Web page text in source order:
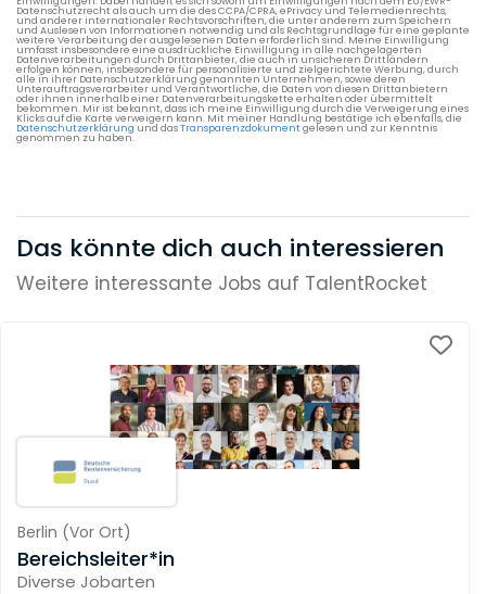
Datenschutzrecht als auch um die des CCPA/CPRA, ePrivacy und Telemedienrechts,
und anderer internationaler Rechtsvorschriften, die unter anderem zum Speichern
und Auslesen von Informationen notwendig und als Rechtsgrundlage für eine geplante
weitere Verarbeitung der ausgelesenen Daten erforderlich sind. Meine Einwilligung
umfasst insbesondere eine ausdrückliche Einwilligung in alle nachgelagerten
Datenverarbeitungen durch Drittanbieter, die auch in unsicheren Drittländern
erfolgen können, insbesondere für personalisierte und zielgerichtete Werbung, durch
alle in ihrer Datenschutzerklärung genannten Unternehmen, sowie deren
Unterauftragsverarbeiter und Verantwortliche, die Daten von diesen Drittanbietern
oder ihnen innerhalb einer Datenverarbeitungskette erhalten oder übermittelt
bekommen. Mir ist bekannt, dass ich meine Einwilligung durch die Verweigerung eines
Klicks auf die Karte verweigern kann. Mit meiner Handlung bestätige ich ebenfalls, die
Datenschutzerklärung und dasTransparenzdokumentgelesen und zur Kenntnis
genommen zu haben.
Das könnte dich auch interessieren
Weitere interessante Jobs auf TalentRocket
Berlin (Vor Ort)
Bereichsleiter*in
Diverse Jobarten